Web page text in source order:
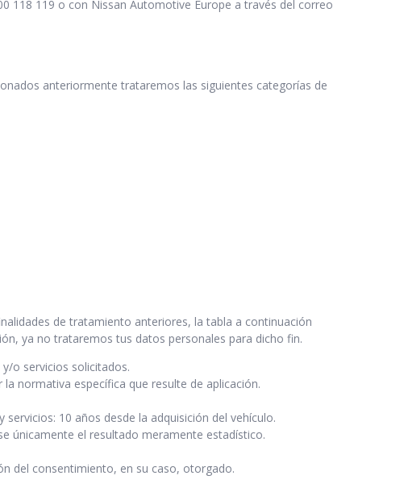
118 119 o con Nissan Automotive Europe a través del correo
anteriormente trataremos las siguientes categorías de
de tratamiento anteriores, la tabla a continuación
ya no trataremos tus datos personales para dicho fin.
o servicios solicitados.
normativa específica que resulte de aplicación.
10 años desde la adquisición del vehículo.
únicamente el resultado meramente estadístico.
del consentimiento, en su caso, otorgado.